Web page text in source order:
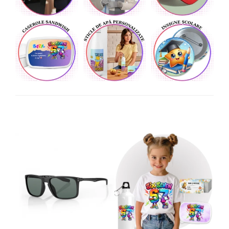
Lenjerii de pat pentru copii
Cadouri Cuplu
Fashion
Pijamale de CRACIUN
Pijamale de dama
Pijamale de barbati
Pijamale de copii
Pijamale BIG SIZE femei